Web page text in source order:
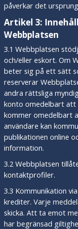
påverkar det
Artikel 3:
Webbplatsen
3.1 Webbplatsen
och/eller eskort. Om
beter sig på ett sätt
reserverar
andra rättsliga
konto omedelbart att
kommer omedelbart
användare kan
publikationen online
information.
3.2 Webbplatsen
kontaktprofiler.
3.3 Kommunikation
krediter. Varje
skicka. Att ta emot
har begränsad